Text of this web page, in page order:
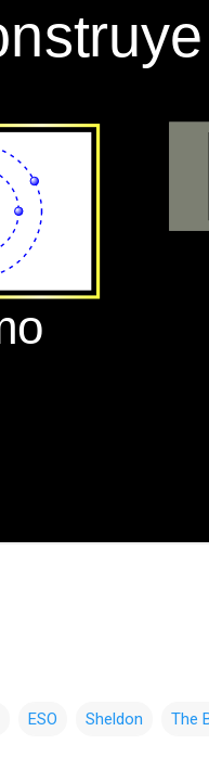
ESO Sheldon The